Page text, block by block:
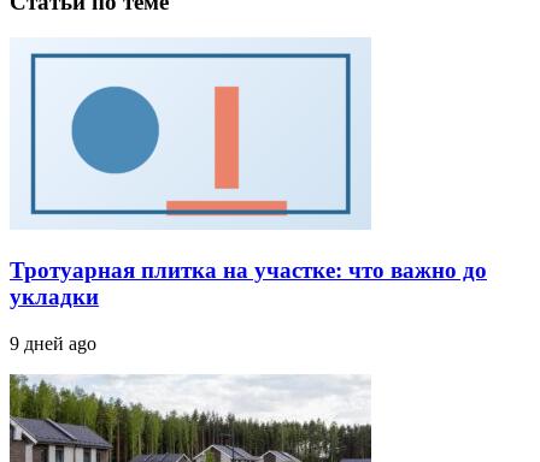
Тротуарная плитка на участке: что важно до
укладки
9 дней ago